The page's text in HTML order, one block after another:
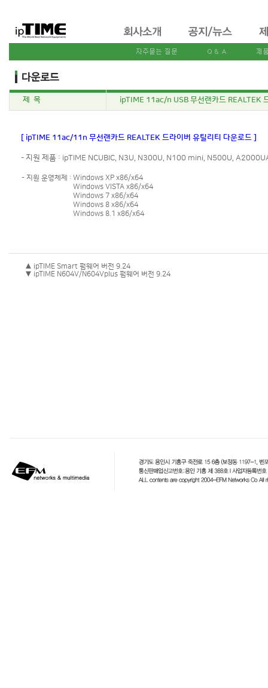
제 목 ipTIME 11ac/n USB 무선랜카드 REALTEK
[ ipTIME 11ac/11n 무선랜카드 REALTEK 드라이버 유틸리티 다운로드 ]
- 지원 제품 : ipTIME NCUBIC, N3U, N300U, N100 mini, N500U,
- 지원 운영체제 : Windows XP x86/x64
Windows VISTA x86/x64
Windows 7 x86/x64
Windows 8 x86/x64
Windows 8.1 x86/x64
▲ ipTIME Smart 펌웨어 버전 9.24
▼ ipTIME N604V/N604Vplus 펌웨어 버전 9.24